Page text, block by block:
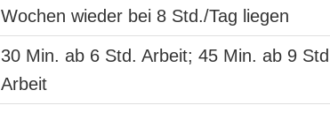
Wochen wieder bei 8 Std./Tag liegen
30 Min. ab 6 Std. Arbeit; 45 Min. ab 9
Arbeit